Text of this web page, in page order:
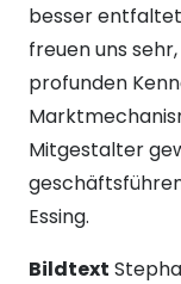
besser entfaltet
freuen uns
profunden
Mitgestalter
Essing.
Bildtext